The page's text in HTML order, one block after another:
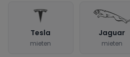
Tesla
mieten
Jaguar
mieten